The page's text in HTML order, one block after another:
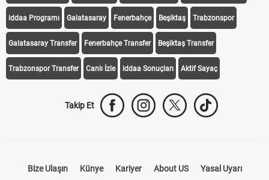
iddaa Programı Galatasaray Fenerbahçe Beşiktaş Trabzonspor
Galatasaray Transfer Fenerbahçe Transfer Beşiktaş Transfer
Trabzonspor Transfer Canlı İzle iddaa Sonuçları Aktif Sayaç
Takip Et
Bize Ulaşın Künye Kariyer About US Yasal Uyarı